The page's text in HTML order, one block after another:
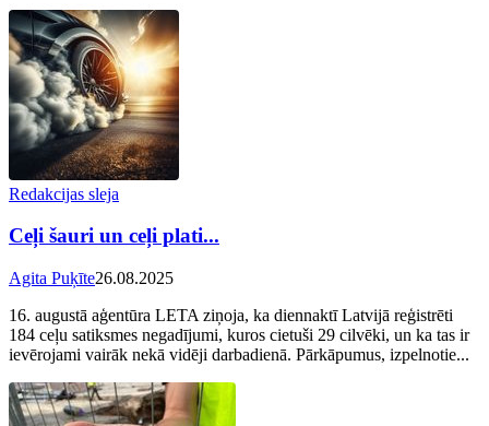
Redakcijas sleja
Ceļi šauri un ceļi plati...
Agita Puķīte26.08.2025
16. augustā aģentūra LETA ziņoja, ka diennaktī Latvijā reģistrēti
184 ceļu satiksmes negadījumi, kuros cietuši 29 cilvēki, un ka tas ir
ievērojami vairāk nekā vidēji darbadienā. Pārkāpumus, izpelnotie...